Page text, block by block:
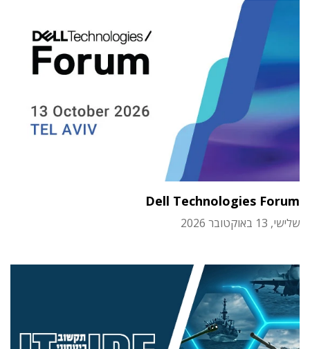
Dell Technologies Forum
שלישי, 13 באוקטובר 2026